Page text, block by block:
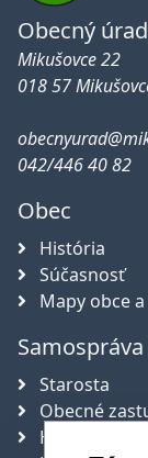
Obecný
Mikušovce 22
018 57
042/446 40 82
Obec
História
Súčasnosť
Mapy obce
Samospráva
Starosta
Obecné
Hlavný